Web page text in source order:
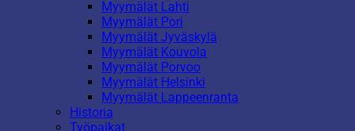
Myymälät Lahti
Myymälät Pori
Myymälät Jyväskylä
Myymälät Kouvola
Myymälät Porvoo
Myymälät Helsinki
Myymälät Lappeenranta
Historia
Työpaikat